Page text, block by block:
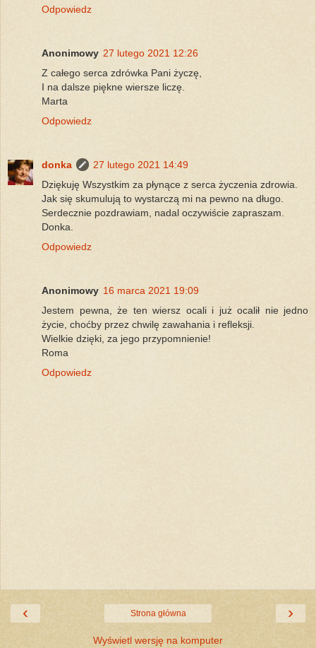
Odpowiedz
Anonimowy 27 lutego 2021 12:26
Z całego serca zdrówka Pani życzę,
I na dalsze piękne wiersze liczę.
Marta
Odpowiedz
donka
27 lutego 2021 14:49
Dziękuję Wszystkim za płynące z serca życzenia zdrowia.
Jak się skumulują to wystarczą mi na pewno na długo.
Serdecznie pozdrawiam, nadal oczywiście zapraszam.
Donka.
Odpowiedz
Anonimowy 16 marca 2021 19:09
Jestem pewna, że ten wiersz ocali i już ocalił nie jedno
życie, choćby przez chwilę zawahania i refleksji.
Wielkie dzięki, za jego przypomnienie!
Roma
Odpowiedz
‹ ›
Strona główna
Wyświetl wersję na komputer